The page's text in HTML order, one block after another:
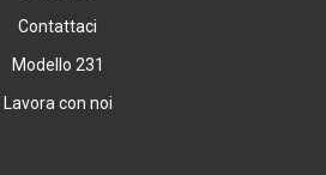
Contattaci
Modello 231
Lavora con noi